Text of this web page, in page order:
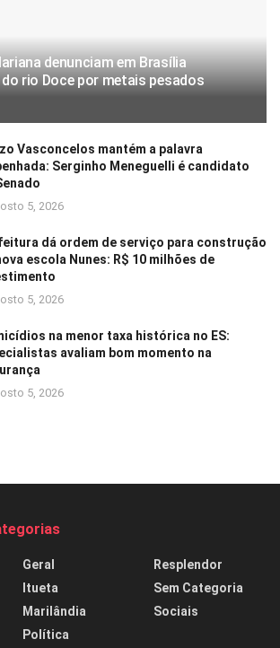
denunciam em Brasília
rio Doce por metais pesados
Vasconcelos mantém a palavra
Serginho Meneguelli é candidato
5, 2026
dá ordem de serviço para construção
escola Nunes: R$ 10 milhões de
5, 2026
na menor taxa histórica no ES:
avaliam bom momento na
5, 2026
Geral
Itueta
Marilândia
Política
Resplendor
Sem Categoria
Sociais